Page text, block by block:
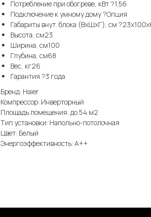
Потребление при обогреве, кВт ?1.56
Подключение к умному дому ?Опция
Габариты внут. блока (ВхШхГ), см
Высота, см23
Ширина, см100
Глубина, см68
Вес, кг26
Гарантия ?3 года
Бренд: Haier
Компрессор: Инверторный
Площадь помещения: до 54 м2
Тип установки: Напольно-потолочная
Цвет: Белый
Энергоэффективность: А++